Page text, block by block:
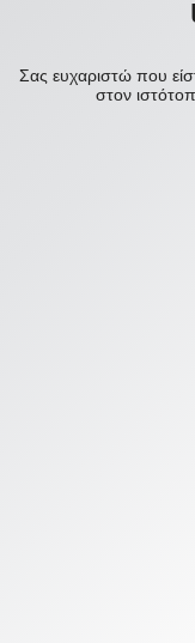
Σας ευχαριστώ που
στον